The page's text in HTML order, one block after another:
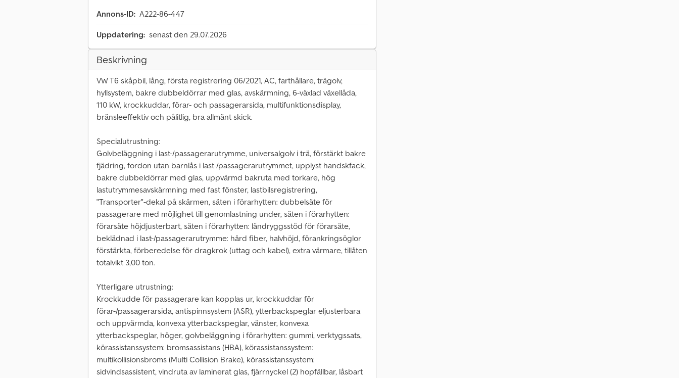
Annons-ID: A222-86-447
Uppdatering: senast den 29.07.2026
Beskrivning
VW T6 skåpbil, lång, första registrering 06/2021, AC, farthållare, trägolv,
hyllsystem, bakre dubbeldörrar med glas, avskärmning, 6-växlad växellåda,
110 kW, krockkuddar, förar- och passagerarsida, multifunktionsdisplay,
bränsleeffektiv och pålitlig, bra allmänt skick.
Specialutrustning:
Golvbeläggning i last-/passagerarutrymme, universalgolv i trä, förstärkt bakre
fjädring, fordon utan barnlås i last-/passagerarutrymmet, upplyst handskfack,
bakre dubbeldörrar med glas, uppvärmd bakruta med torkare, hög
lastutrymmesavskärmning med fast fönster, lastbilsregistrering,
"Transporter"-dekal på skärmen, säten i förarhytten: dubbelsäte för
passagerare med möjlighet till genomlastning under, säten i förarhytten:
förarsäte höjdjusterbart, säten i förarhytten: ländryggsstöd för förarsäte,
beklädnad i last-/passagerarutrymme: hård fiber, halvhöjd, förankringsöglor
förstärkta, förberedelse för dragkrok (uttag och kabel), extra värmare, tillåten
totalvikt 3,00 ton.
Ytterligare utrustning:
Krockkudde för passagerare kan kopplas ur, krockkuddar för
förar-/passagerarsida, antispinnsystem (ASR), ytterbackspeglar eljusterbara
och uppvärmda, konvexa ytterbackspeglar, vänster, konvexa
ytterbackspeglar, höger, golvbeläggning i förarhytten: gummi, verktygssats,
körassistanssystem: bromsassistans (HBA), körassistanssystem:
multikollisionsbroms (Multi Collision Brake), körassistanssystem:
sidvindsassistent, vindruta av laminerat glas, fjärrnyckel (2) hopfällbar, låsbart